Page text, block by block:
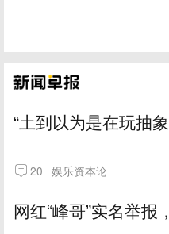
“土到以为是在玩抽
20 娱乐资本论
网红“峰哥”实名举